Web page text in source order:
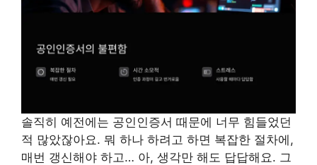
솔직히 예전에는 공인인증서 때문에 너무 힘들었던
적 많았잖아요. 뭐 하나 하려고 하면 복잡한 절차에,
매번 갱신해야 하고… 아, 생각만 해도 답답해요. 그